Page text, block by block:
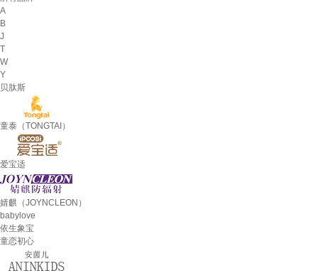
A
B
J
T
W
Y
贝肽斯
童泰（TONGTAI）
爱宝适
婧麒（JOYNCLEON）
babylove
依生象宝
童恋初心